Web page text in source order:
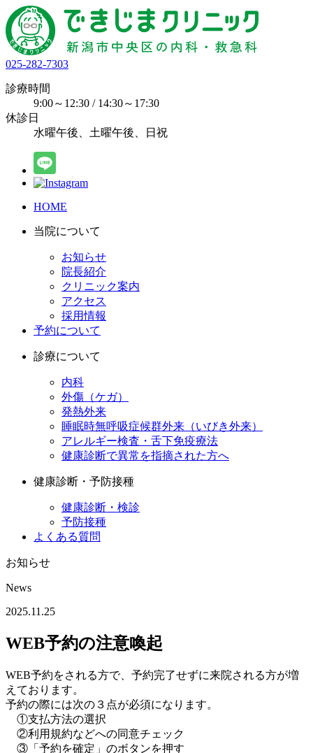
025-282-7303
診療時間
9:00～12:30 / 14:30～17:30
休診日
水曜午後、土曜午後、日祝
HOME
当院について
お知らせ
院長紹介
クリニック案内
アクセス
採用情報
予約について
診療について
内科
外傷（ケガ）
発熱外来
睡眠時無呼吸症候群外来（いびき外来）
アレルギー検査・舌下免疫療法
健康診断で異常を指摘された方へ
健康診断・予防接種
健康診断・検診
予防接種
よくある質問
お知らせ
News
2025.11.25
WEB予約の注意喚起
WEB予約をされる方で、予約完了せずに来院される方が増
えております。
予約の際には次の３点が必須になります。
①支払方法の選択
②利用規約などへの同意チェック
③「予約を確定」のボタンを押す